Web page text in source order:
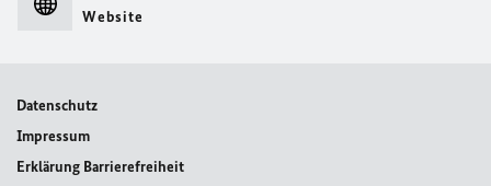
Website
Datenschutz
Impressum
Erklärung Barrierefreiheit